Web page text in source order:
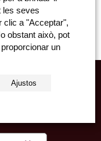
vrah" 4, 1421 g.k.
les seves
clic a "Acceptar",
obstant això, pot
un
Ajustos